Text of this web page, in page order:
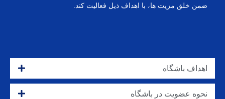
ضمن خلق مزیت ها، با اهداف ذیل فعالیت کند.
اهداف باشگاه
نحوه عضویت در باشگاه